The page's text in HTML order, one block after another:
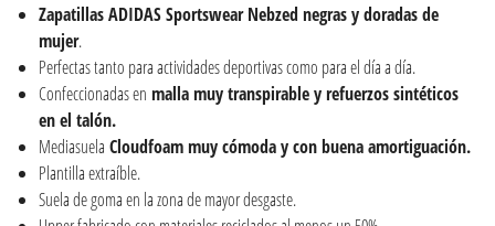
Zapatillas ADIDAS Sportswear Nebzed negras y doradas de
mujer.
Perfectas tanto para actividades deportivas como para el día a día.
Confeccionadas en malla muy transpirable y refuerzos sintéticos
en el talón.
Mediasuela Cloudfoam muy cómoda y con buena amortiguación.
Plantilla extraíble.
Suela de goma en la zona de mayor desgaste.